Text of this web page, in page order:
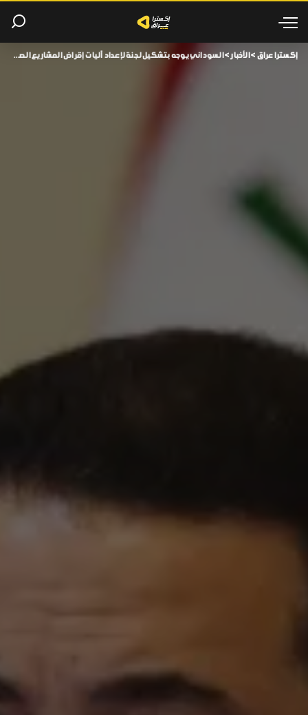
إكسترا عراق >الأخبار>السوداني يوجه بتشكيل لجنة لإعداد آليات إقراض المشاريع الصناعية